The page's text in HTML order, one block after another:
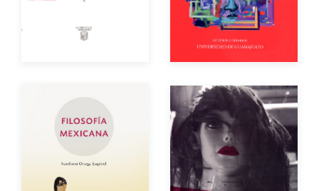
Impreso $250.00
Autor
Año de edición
Autor
Año de edición